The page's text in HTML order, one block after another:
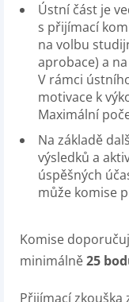
Ústní část je
s přijímací
na volbu
aprobace) a
V rámci
motivace k
Maximální
Na základě
výsledků a
úspěšných
může komise
Komise
minimálně25
Přijímací